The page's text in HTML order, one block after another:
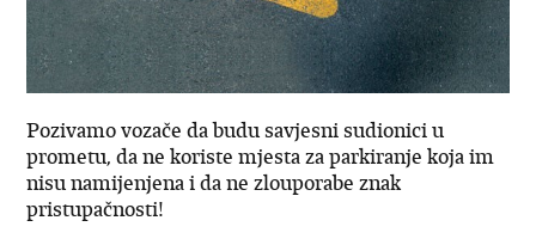
Pozivamo vozače da budu savjesni sudionici u
prometu, da ne koriste mjesta za parkiranje koja im
nisu namijenjena i da ne zlouporabe znak
pristupačnosti!